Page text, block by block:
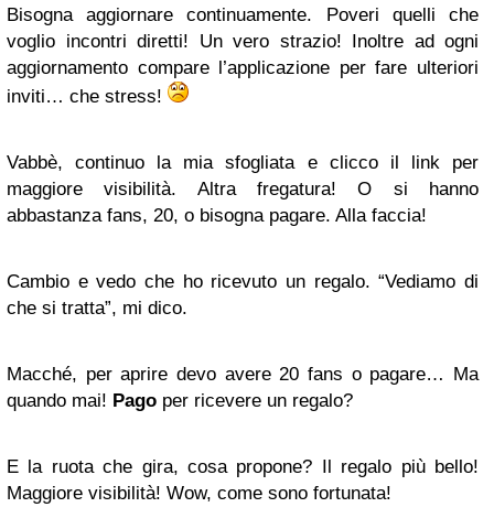
Bisogna aggiornare continuamente. Poveri quelli che
voglio incontri diretti! Un vero strazio! Inoltre ad ogni
aggiornamento compare l’applicazione per fare ulteriori
inviti… che stress!
Vabbè, continuo la mia sfogliata e clicco il link per
maggiore visibilità. Altra fregatura! O si hanno
abbastanza fans, 20, o bisogna pagare. Alla faccia!
Cambio e vedo che ho ricevuto un regalo. “Vediamo di
che si tratta”, mi dico.
Macché, per aprire devo avere 20 fans o pagare… Ma
quando mai! Pago per ricevere un regalo?
E la ruota che gira, cosa propone? Il regalo più bello!
Maggiore visibilità! Wow, come sono fortunata!